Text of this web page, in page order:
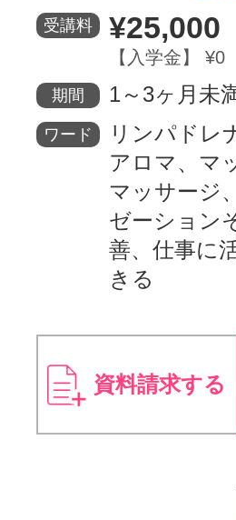
受講料 ¥25,000
【入学金】
期間 1～3ヶ月未
ワード
リンパドレ
アロマ、マ
マッサージ
ゼーション
善、仕事に
きる
資料請求する